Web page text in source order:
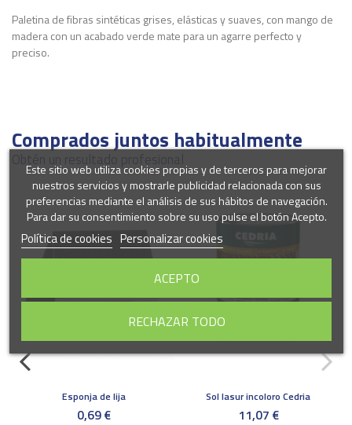
Paletina de fibras sintéticas grises, elásticas y suaves, con mango de
madera con un acabado verde mate para un agarre perfecto y
preciso.
Marca
ean134017505114961
Comprados juntos habitualmente
Esponja de lija
0,69 €
Sol lasur incoloro Cedria
11,07 €
Este sitio web utiliza cookies propias y de terceros para mejorar
nuestros servicios y mostrarle publicidad relacionada con sus
preferencias mediante el análisis de sus hábitos de navegación.
Para dar su consentimiento sobre su uso pulse el botón Acepto.
Política de cookies Personalizar cookies
RECHAZAR TODO
ACEPTO